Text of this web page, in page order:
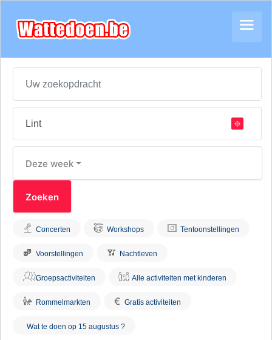
Deze week
Concerten Workshops Tentoonstellingen
Voorstellingen Nachtleven
Groepsactiviteiten Alle activiteiten met kinderen
Rommelmarkten € Gratis activiteiten
Wat te doen op 15 augustus ?